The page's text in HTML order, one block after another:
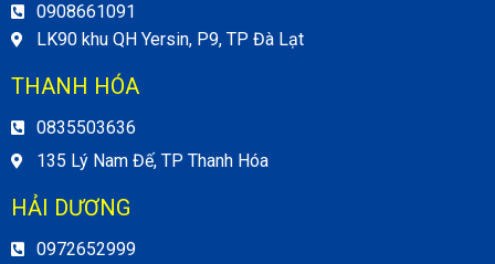
0908661091
LK90 khu QH Yersin, P9, TP Đà Lạt
THANH HÓA
0835503636
135 Lý Nam Đế, TP Thanh Hóa
HẢI DƯƠNG
0972652999